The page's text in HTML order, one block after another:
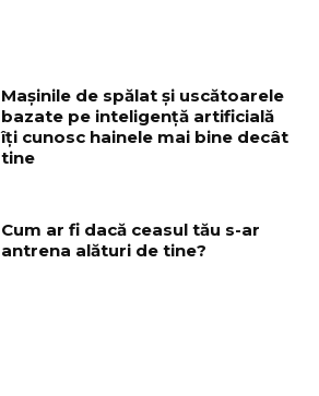
Mașinile de spălat și uscătoarele
bazate pe inteligență artificială
îți cunosc hainele mai bine decât
tine
Cum ar fi dacă ceasul tău s-ar
antrena alături de tine?